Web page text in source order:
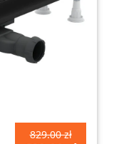
829.00 zł